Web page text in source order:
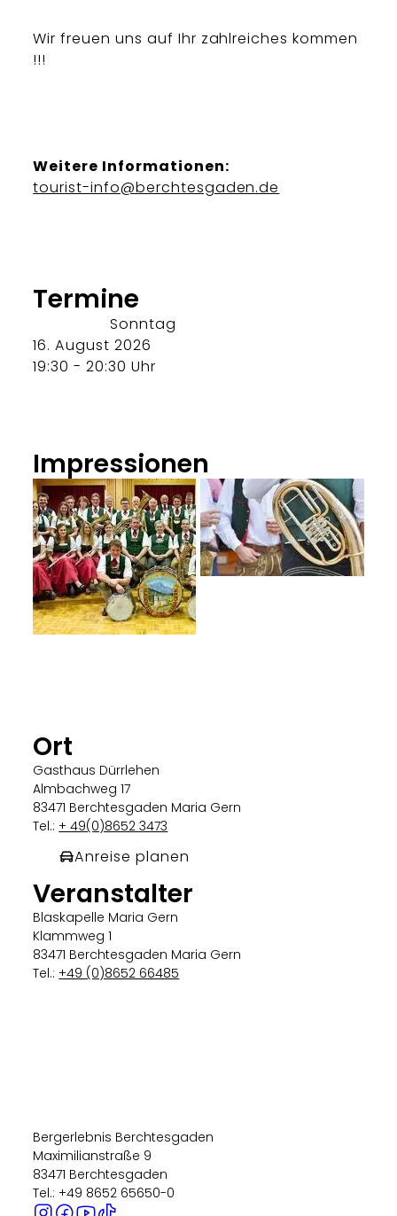
Wir freuen uns auf Ihr zahlreiches kommen
!!!
Weitere Informationen:
tourist-info@berchtesgaden.de
Termine
Sonntag
16. August 2026
19:30 - 20:30 Uhr
Impressionen
Ort
Gasthaus Dürrlehen
Almbachweg 17
83471 Berchtesgaden Maria Gern
Tel.:+ 49(0)8652 3473
Anreise planen
Veranstalter
Blaskapelle Maria Gern
Klammweg 1
83471 Berchtesgaden Maria Gern
Tel.:+49 (0)8652 66485
Bergerlebnis Berchtesgaden
Maximilianstraße 9
83471 Berchtesgaden
Tel.: +49 8652 65650-0